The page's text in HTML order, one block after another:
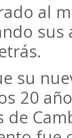
al
su
20